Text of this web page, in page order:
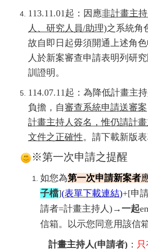
113.11.01起：因應非計畫主
人、研究人員/助理)之系統角
故自即日起毋須開通上述角色
人於新案審查申請表明列研
訓證明。
114.07.11起：為降低計畫主
負擔，自 審查系統申請送審案
計畫主持人簽名，惟仍請計
文件之正確性。請下載新版表
※第一次申請之提醒
如您為第一次申請新案者
子檔](表單下載連結)+[申
請者=計畫主持人)→一起
信箱。
以示您同意用該信
計畫主持人(申請者) ：